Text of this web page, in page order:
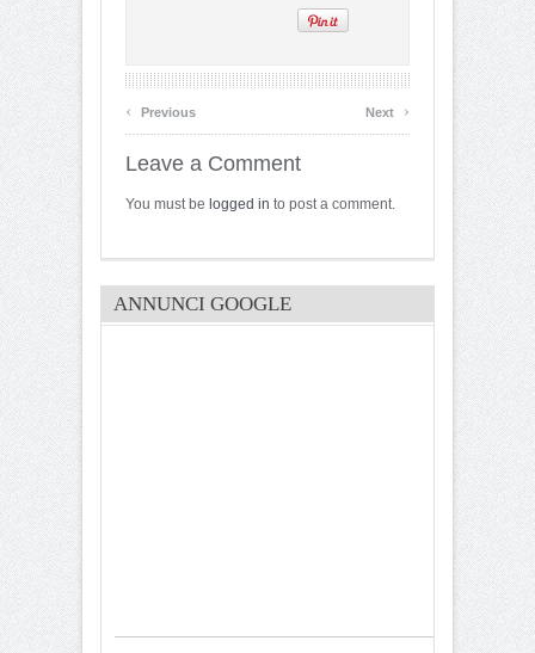
‹ Previous Next ›
Leave a Comment
You must be logged in to post a comment.
ANNUNCI GOOGLE